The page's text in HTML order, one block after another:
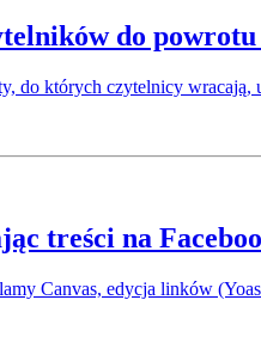
do
do których czytelnicy wracają,
treści na
Canvas, edycja linków